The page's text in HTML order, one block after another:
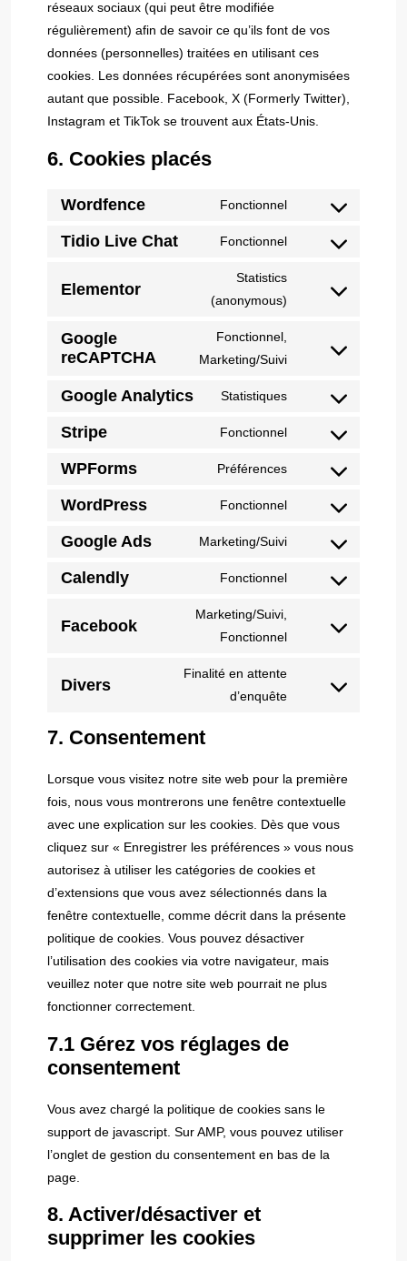
réseaux sociaux (qui peut être modifiée
régulièrement) afin de savoir ce qu’ils font de vos
données (personnelles) traitées en utilisant ces
cookies. Les données récupérées sont anonymisées
autant que possible. Facebook, X (Formerly Twitter),
Instagram et TikTok se trouvent aux États-Unis.
6. Cookies placés
Wordfence Fonctionnel
Tidio Live Chat Fonctionnel
Elementor
Statistics
(anonymous)
Google
reCAPTCHA
Fonctionnel,
Marketing/Suivi
Google Analytics Statistiques
Stripe Fonctionnel
WPForms Préférences
WordPress Fonctionnel
Google Ads Marketing/Suivi
Calendly Fonctionnel
Facebook
Marketing/Suivi,
Fonctionnel
Divers
Finalité en attente
d’enquête
7. Consentement
Lorsque vous visitez notre site web pour la première
fois, nous vous montrerons une fenêtre contextuelle
avec une explication sur les cookies. Dès que vous
cliquez sur « Enregistrer les préférences » vous nous
autorisez à utiliser les catégories de cookies et
d’extensions que vous avez sélectionnés dans la
fenêtre contextuelle, comme décrit dans la présente
politique de cookies. Vous pouvez désactiver
l’utilisation des cookies via votre navigateur, mais
veuillez noter que notre site web pourrait ne plus
fonctionner correctement.
7.1 Gérez vos réglages de
consentement
Vous avez chargé la politique de cookies sans le
support de javascript. Sur AMP, vous pouvez utiliser
l’onglet de gestion du consentement en bas de la
page.
8. Activer/désactiver et
supprimer les cookies